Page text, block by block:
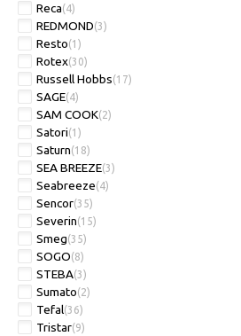
Reca(4)
REDMOND(3)
Resto(1)
Rotex(30)
Russell Hobbs(17)
SAGE(4)
SAM COOK(2)
Satori(1)
Saturn(18)
SEA BREEZE(3)
Seabreeze(4)
Sencor(35)
Severin(15)
Smeg(35)
SOGO(8)
STEBA(3)
Sumato(2)
Tefal(36)
Tristar(9)